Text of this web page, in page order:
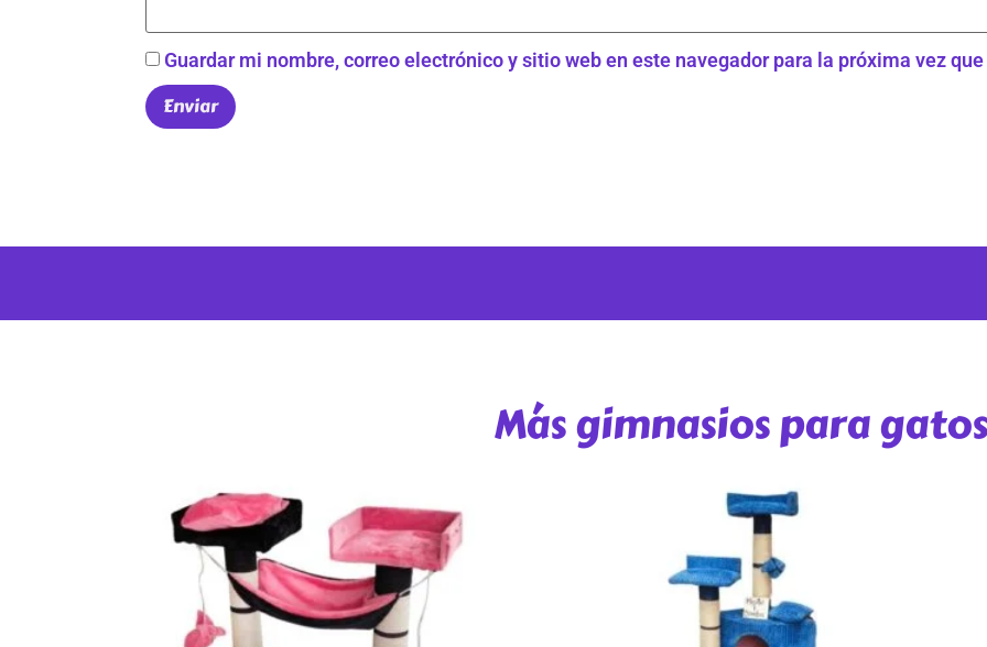
Guardar mi nombre, correo electrónico y sitio web en este navegador para la próxima vez
Más gimnasios para gatos